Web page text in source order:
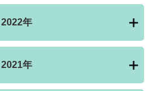
2022年
2021年